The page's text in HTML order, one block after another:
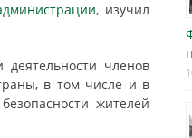
изучил
членов
в том числе и в
жителей